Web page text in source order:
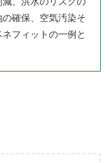
確保、空気汚染そ
フィットの一例と